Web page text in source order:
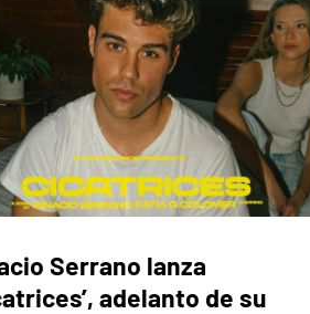
Serrano lanza
adelanto de su